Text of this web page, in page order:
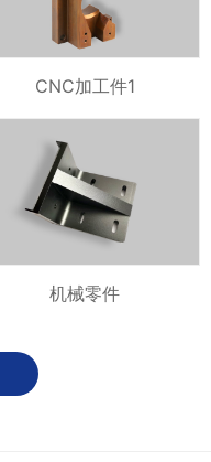
CNC加工件1
机械零件